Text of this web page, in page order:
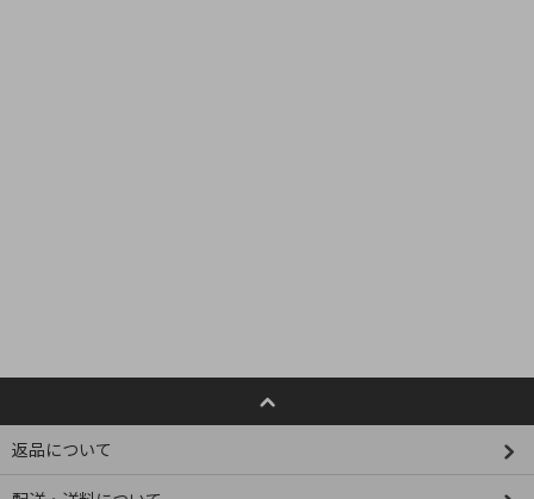
返品について